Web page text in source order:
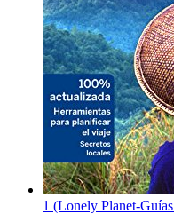
1 (Lonely Planet-